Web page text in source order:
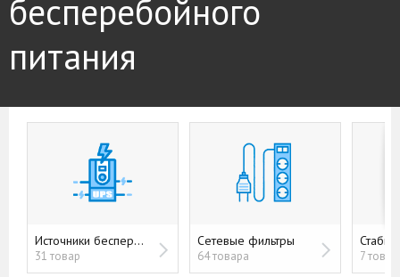
бесперебойного
питания
Источники бесперебойного питания
31 товар
Сетевые фильтры
64 товара 7